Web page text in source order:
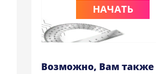
НАЧАТЬ
Возможно, Вам